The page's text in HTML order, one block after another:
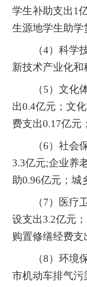
学生补助支出 1
生源地学生助学
（4）科学
新技术产业化和
（5）文化
出0.4亿元；文
费支出0.17亿元
（6）社会
3.3亿元;企业养
助0.96亿元；城
（7）医疗
设支出3.2亿元
购置修缮经费支
（8）环境
市机动车排气